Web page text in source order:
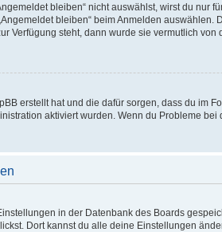
bleiben“ nicht auswählst, wirst du
bleiben“ beim Anmelden
Verfügung steht, dann wurde sie vermutlich von
erstellt hat und die dafür sorgen, dass du
aktiviert wurden. Wenn du Probleme
in der Datenbank des Boards
Dort kannst du alle deine Einstellungen